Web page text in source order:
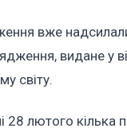
вже
видане у
світу.
28 лютого